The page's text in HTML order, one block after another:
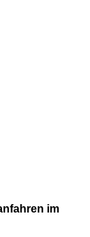
im